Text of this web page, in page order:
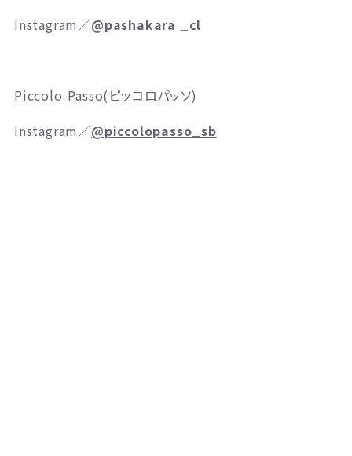
Instagram／@pashakara _cl
Piccolo-Passo(ピッコロパッソ)
Instagram／@piccolopasso_sb